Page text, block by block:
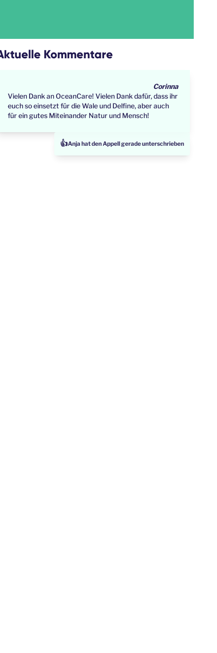
Kommentare
Corinna
Vielen Dank an OceanCare! Vielen Dank dafür, dass ihr
euch so einsetzt für die Wale und Delfine, aber auch
für ein gutes Miteinander Natur und Mensch!
Astrid hat dies gerade über sozialen Medien geteilt